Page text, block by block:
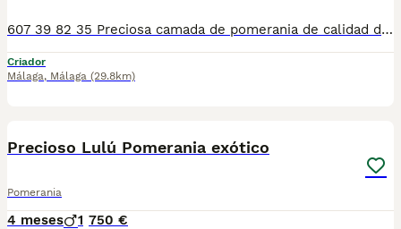
607 39 82 35 Preciosa camada de pomerania de calidad de diferentes colores , se entregan con minimo de dos meses y medio de edad y sus vacunas correspondientes, desparasitados interna y externamente, pasaporte y microchip, contrato de garantia de salud.cada cachorro es unico y tiene su precio,escribame por whatsapp y le mando videos, preferiblemente recogida en mano pero también podemos entregar en toda España mediante transporte de alta calidad preparado para animales y con chofer particular con posibilidad de pago contra reembolso Llámanos o háblanos por whats app, Teléfono 607398235
Criador
Málaga, Málaga (29.8km)
Precioso Lulú Pomerania exótico
Pomerania
4 meses 1 750 €